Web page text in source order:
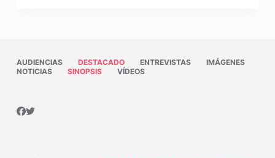
AUDIENCIAS DESTACADO ENTREVISTAS
IMÁGENES
NOTICIAS
SINOPSIS VÍDEOS